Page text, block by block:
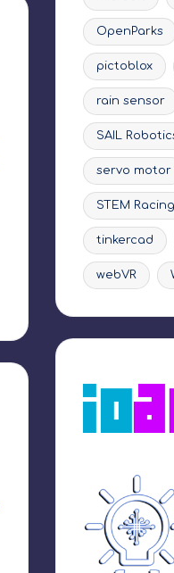
OpenParks
pictoblox
rain sensor
SAIL
servo motor
STEM Racing
tinkercad
webVR